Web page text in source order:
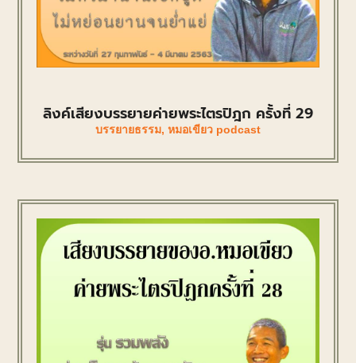
ลิงค์เสียงบรรยายค่ายพระไตรปิฎก ครั้งที่ 29
บรรยายธรรม, หมอเขียว podcast